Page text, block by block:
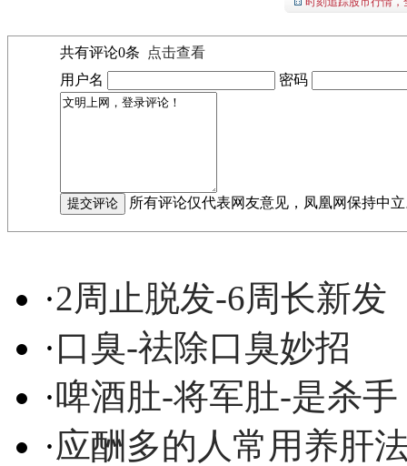
共有评论0条
点击查看
用户名
密码
所有评论仅代表网友意见，凤凰网保持中
·2周止脱发-6周长新发
·口臭-祛除口臭妙招
·啤酒肚-将军肚-是杀手
·应酬多的人常用养肝